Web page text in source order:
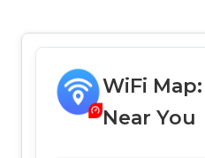
WiFi
Near You